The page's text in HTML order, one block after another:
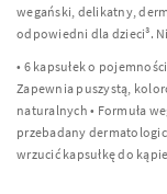
wegański, delikatny,
odpowiedni dla dzieci³.
• 6 kapsułek o
Zapewnia puszystą,
naturalnych • Formuła
przebadany
wrzucić kapsułkę do